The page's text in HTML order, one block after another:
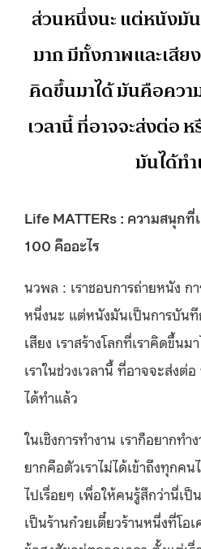
ส่วนหนึ่งนะ แต่หนังมั
มาก มีทั้งภาพและเสียง
คิดขึ้นมาได้ มันคือควา
เวลานี้ ที่อาจจะส่งต่อ
มันได้ท
Life MATTERs : ความสนุก
100 คืออะไร
นวพล : เราชอบการถ่ายหนัง
หนึ่งนะ แต่หนังมันเป็นการบัน
เสียง เราสร้างโลกที่เราคิดขึ้น
เราในช่วงเวลานี้ ที่อาจจะส่ง
ได้ทำแล้ว
ในเชิงการทำงาน เราก็อยากท
ยากคือตัวเราไม่ได้เข้าถึงทุกค
ไปเรื่อยๆ เพื่อให้คนรู้สึกว่านี่เ
เป็นร้านก๋วยเตี๋ยวร้านหนึ่งที่โอ